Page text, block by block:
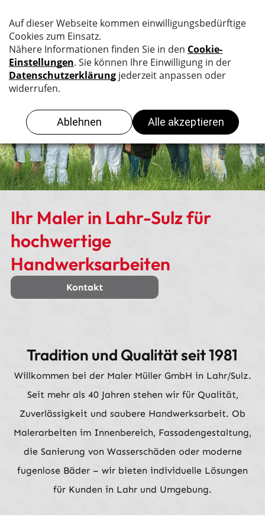
Ihr Maler in Lahr-Sulz für
hochwertige
Handwerksarbeiten
Kontakt
Tradition und Qualität seit 1981
Willkommen bei der Maler Müller GmbH in Lahr/Sulz.
Seit mehr als 40 Jahren stehen wir für Qualität,
Zuverlässigkeit und saubere Handwerksarbeit. Ob
Malerarbeiten im Innenbereich, Fassadengestaltung,
die Sanierung von Wasserschäden oder moderne
fugenlose Bäder – wir bieten individuelle Lösungen
für Kunden in Lahr und Umgebung.